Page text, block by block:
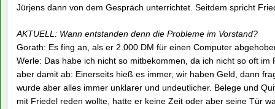
Jürjens dann von dem Gespräch unterrichtet. Seitdem spricht
AKTUELL: Wann entstanden denn die Probleme im Vorstand?
Gorath: Es fing an, als er 2.000 DM für einen Computer
Werle: Das habe ich nicht so mitbekommen, da ich nicht so oft
aber damit ab: Einerseits hieß es immer, wir haben Geld, dann
wurde aber alles immer unklarer und undeutlicher. Belege und
mit Friedel reden wollte, hatte er keine Zeit oder aber seine Tür